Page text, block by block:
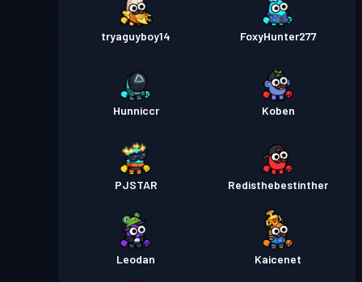
tryaguyboy14 FoxyHunter277
Hunniccr Koben
PJSTAR Redisthebestinther
Leodan Kaicenet